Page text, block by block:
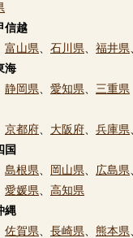
信越
富山県 石川県 福井県
海
静岡県 愛知県
三重県
京都府 大阪府 兵庫県
国
島根県 岡山県 広島県
愛媛県
高知県
縄
佐賀県 長崎県 熊本県